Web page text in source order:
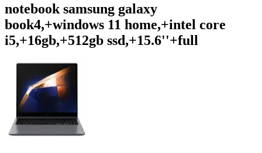
notebook samsung galaxy
book4,+windows 11 home,+intel core
i5,+16gb,+512gb ssd,+15.6''+full